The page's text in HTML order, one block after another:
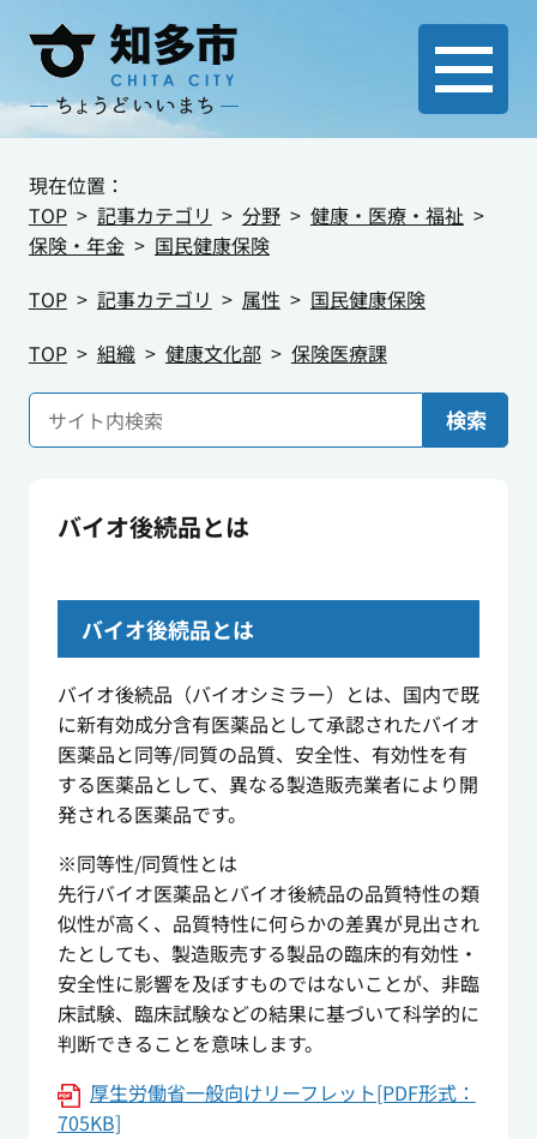
現在位置：
TOP
記事カテゴリ 分野
健康・医療・福祉
保険・年金
国民健康保険
TOP
記事カテゴリ 属性
国民健康保険
TOP
組織 健康文化部 保険医療課
検索
バイオ後続品とは
バイオ後続品とは
バイオ後続品（バイオシミラー）とは、国内で既
に新有効成分含有医薬品として承認されたバイオ
医薬品と同等/同質の品質、安全性、有効性を有
する医薬品として、異なる製造販売業者により開
発される医薬品です。
※同等性/同質性とは
先行バイオ医薬品とバイオ後続品の品質特性の類
似性が高く、品質特性に何らかの差異が見出され
たとしても、製造販売する製品の臨床的有効性・
安全性に影響を及ぼすものではないことが、非臨
床試験、臨床試験などの結果に基づいて科学的に
判断できることを意味します。
厚生労働省一般向けリーフレット[PDF形式：
705KB]